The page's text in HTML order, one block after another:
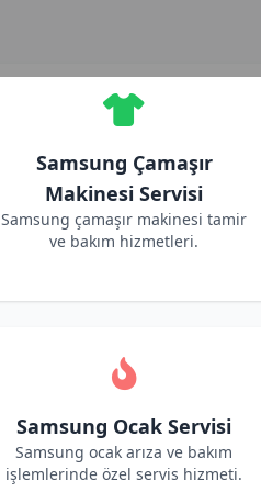
Samsung Çamaşır
Makinesi Servisi
Samsung çamaşır makinesi tamir
ve bakım hizmetleri.
Samsung Ocak Servisi
Samsung ocak arıza ve bakım
işlemlerinde özel servis hizmeti.